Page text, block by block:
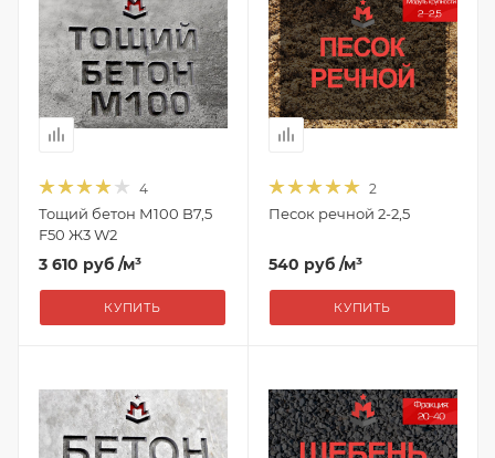
4
Тощий бетон М100 B7,5
F50 Ж3 W2
3 610 руб /м³
КУПИТЬ
2
Песок речной 2-2,5
540 руб /м³
КУПИТЬ